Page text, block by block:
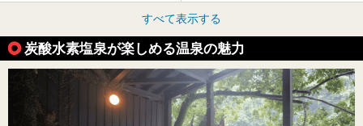
すべて表示する
炭酸水素塩泉が楽しめる温泉の魅力